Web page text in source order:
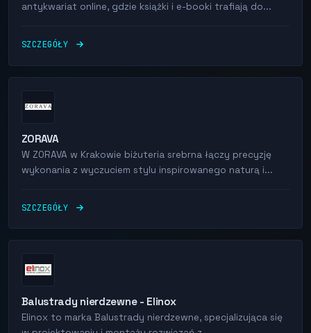
antykwariat online, gdzie książki i e-booki trafiają do...
SZCZEGÓŁY
ZORAVA
W ZORAVA w Krakowie biżuteria srebrna łączy precyzję
wykonania z wyczuciem stylu inspirowanego naturą i...
SZCZEGÓŁY
Balustrady nierdzewne - Elinox
Elinox to marka Balustrady nierdzewne, specjalizująca się